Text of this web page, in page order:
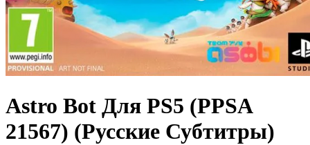
Astro Bot Для PS5 (PPSA
21567) (Русские Субтитры)